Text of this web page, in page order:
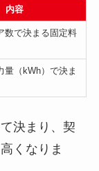
内容
数で決まる固定料
量（kWh）で決ま
決まり、契
くなりま